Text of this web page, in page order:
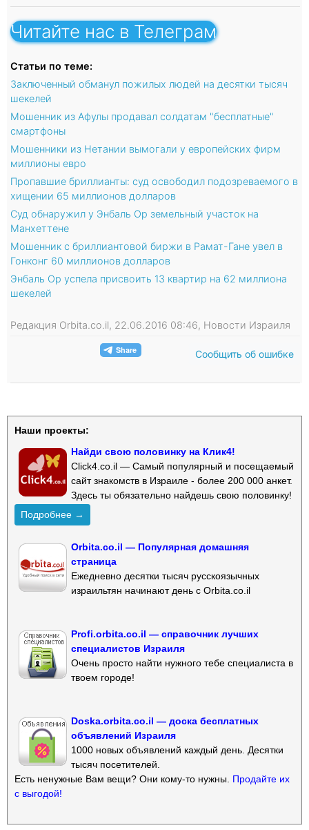
Читайте нас в Телеграм
Статьи по теме:
Заключенный обманул пожилых людей на десятки тысяч
шекелей
Мошенник из Афулы продавал солдатам "бесплатные"
смартфоны
Мошенники из Нетании вымогали у европейских фирм
миллионы евро
Пропавшие бриллианты: суд освободил подозреваемого в
хищении 65 миллионов долларов
Суд обнаружил у Энбаль Ор земельный участок на
Манхеттене
Мошенник с бриллиантовой биржи в Рамат-Гане увел в
Гонконг 60 миллионов долларов
Энбаль Ор успела присвоить 13 квартир на 62 миллиона
шекелей
Редакция Orbita.co.il, 22.06.2016 08:46, Новости Израиля
Сообщить об ошибке
Наши проекты:
Найди свою половинку на Клик4!
Click4.co.il — Самый популярный и посещаемый
сайт знакомств в Израиле - более 200 000 анкет.
Здесь ты обязательно найдешь свою половинку!
Подробнее →
Orbita.co.il — Популярная домашняя
страница
Ежедневно десятки тысяч русскоязычных
израильтян начинают день с Orbita.co.il
Profi.orbita.co.il — справочник лучших
специалистов Израиля
Очень просто найти нужного тебе специалиста в
твоем городе!
Doska.orbita.co.il — доска бесплатных
объявлений Израиля
1000 новых объявлений каждый день. Десятки
тысяч посетителей.
Есть ненужные Вам вещи? Они кому-то нужны. Продайте их
с выгодой!